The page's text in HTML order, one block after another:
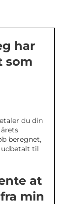
har
som
du din
beregnet,
udbetalt til
at
min